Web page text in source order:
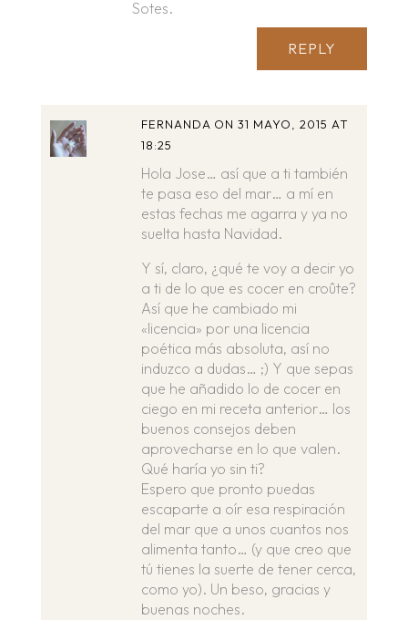
Sotes.
REPLY
FERNANDA ON 31 MAYO, 2015 AT
18:25
Hola Jose… así que a ti también
te pasa eso del mar… a mí en
estas fechas me agarra y ya no
suelta hasta Navidad.
Y sí, claro, ¿qué te voy a decir yo
a ti de lo que es cocer en croûte?
Así que he cambiado mi
«licencia» por una licencia
poética más absoluta, así no
induzco a dudas… ;) Y que sepas
que he añadido lo de cocer en
ciego en mi receta anterior… los
buenos consejos deben
aprovecharse en lo que valen.
Qué haría yo sin ti?
Espero que pronto puedas
escaparte a oír esa respiración
del mar que a unos cuantos nos
alimenta tanto… (y que creo que
tú tienes la suerte de tener cerca,
como yo). Un beso, gracias y
buenas noches.